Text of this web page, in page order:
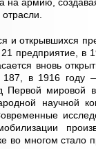
и открывшихся
21
вновь
в 1916 году
Первой
научной
во многом стало